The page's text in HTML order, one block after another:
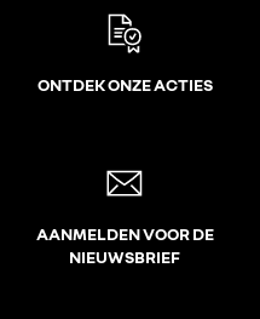
ONTDEK ONZE ACTIES
AANMELDEN VOOR DE
NIEUWSBRIEF